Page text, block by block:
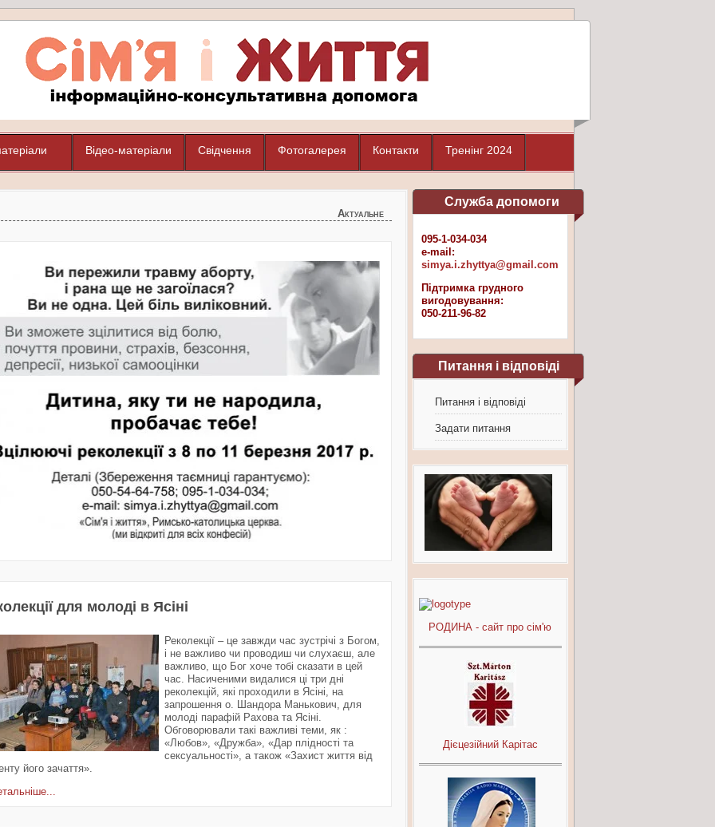
Відео-матеріали Свідчення Фотогалерея Контакти Тренінг 2024
Актуальне
для молоді в Ясіні
Реколекції – це завжди час зустрічі з Богом,
і не важливо чи проводиш чи слухаєш, але
важливо, що Бог хоче тобі сказати в цей
час. Насиченими видалися ці три дні
реколекцій, які проходили в Ясіні, на
запрошення о. Шандора Манькович, для
молоді парафій Рахова та Ясіні.
Обговорювали такі важливі теми, як :
«Любов», «Дружба», «Дар плідності та
сексуальності», а також «Захист життя від
його зачаття».
Служба допомоги
095-1-034-034
e-mail:
simya.i.zhyttya@gmail.com
Підтримка грудного
вигодовування:
050-211-96-82
Питання і відповіді
Питання і відповіді
Задати питання
РОДИНА - сайт про сім'ю
Дієцезійний Карітас